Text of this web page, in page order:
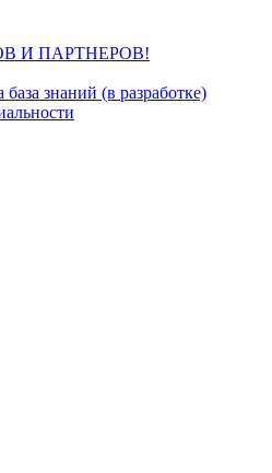
И ПАРТНЕРОВ!
знаний (в разработке)